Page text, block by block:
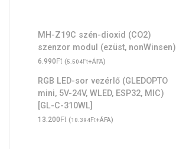
MH-Z19C szén-dioxid (CO2)
szenzor modul (ezüst, nonWinsen)
6.990Ft (5.504Ft+ÁFA)
RGB LED-sor vezérlő (GLEDOPTO
mini, 5V-24V, WLED, ESP32, MIC)
[GL-C-310WL]
13.200Ft (10.394Ft+ÁFA)